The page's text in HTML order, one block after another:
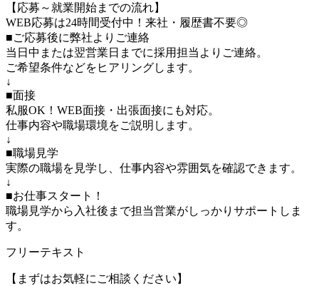
【応募～就業開始までの流れ】
WEB応募は24時間受付中！来社・履歴書不要◎
■ご応募後に弊社よりご連絡
当日中または翌営業日までに採用担当よりご連絡。
ご希望条件などをヒアリングします。
↓
■面接
私服OK！WEB面接・出張面接にも対応。
仕事内容や職場環境をご説明します。
↓
■職場見学
実際の職場を見学し、仕事内容や雰囲気を確認できます。
↓
■お仕事スタート！
職場見学から入社後まで担当営業がしっかりサポートしま
す。
フリーテキスト
【まずはお気軽にご相談ください】